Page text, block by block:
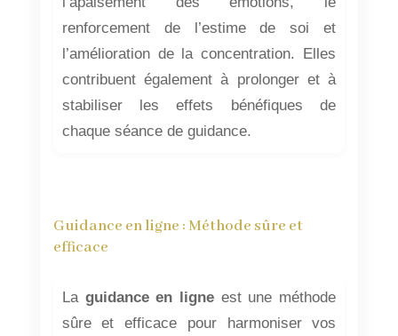
renforcement de l’estime de soi et
l’amélioration de la concentration. Elles
contribuent également à prolonger et à
stabiliser les effets bénéfiques de
chaque séance de guidance.
Guidance en ligne : Méthode sûre et
efficace
La guidance en ligne est une méthode
sûre et efficace pour harmoniser vos